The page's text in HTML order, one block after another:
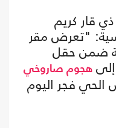
قار كريم
"تعرض مقر
ضمن حقل
هجوم صاروخي
فجر اليوم